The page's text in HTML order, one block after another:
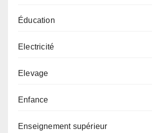
Éducation
Electricité
Elevage
Enfance
Enseignement supérieur